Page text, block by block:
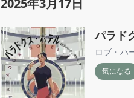
パラド
ロブ・ハ
気になる